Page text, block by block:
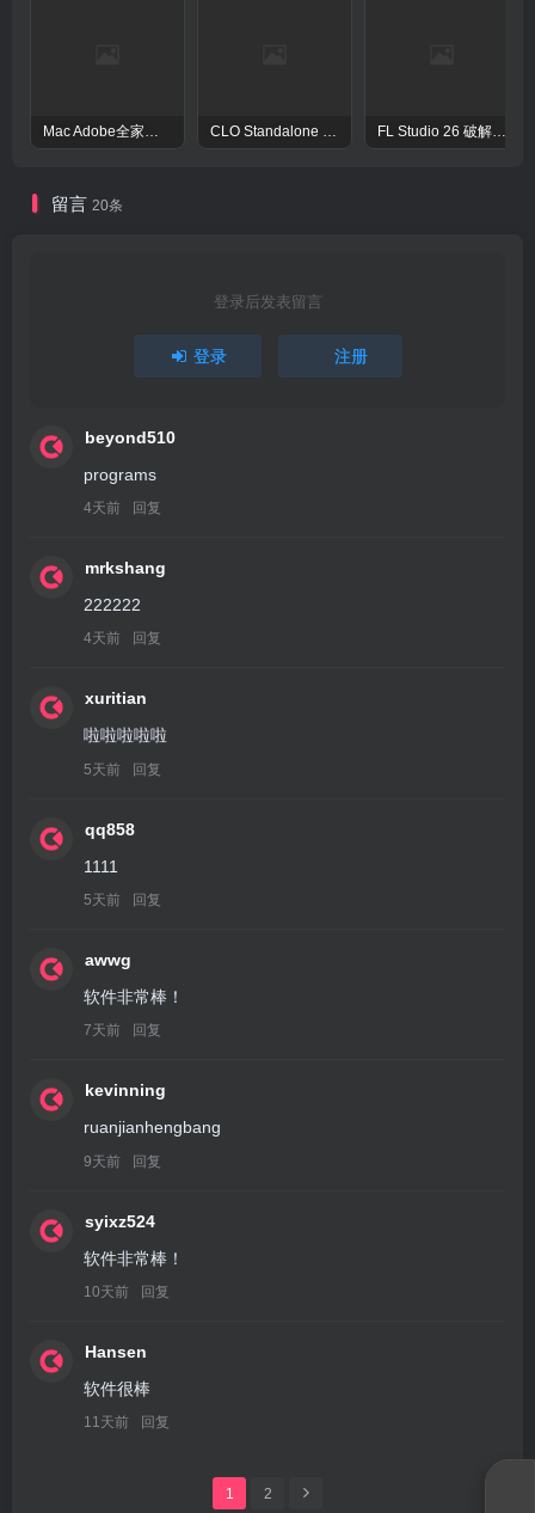
留言 20条
登录后发表留言
登录 注册
beyond510
programs
4天前 回复
mrkshang
222222
4天前 回复
xuritian
啦啦啦啦啦
5天前 回复
qq858
1111
5天前 回复
awwg
软件非常棒！
7天前 回复
kevinning
ruanjianhengbang
9天前 回复
syixz524
软件非常棒！
10天前 回复
Hansen
软件很棒
11天前 回复
1 2